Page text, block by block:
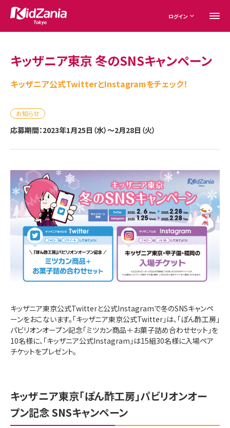
ログイン
キッザニア東京 冬のSNSキャンペーン
キッザニア公式TwitterとInstagramをチェック！
お知らせ
応募期間：2023年1月25日（水）～2月28日（火）
キッザニア東京公式Twitterと公式Instagramで冬のSNSキャンペ
ーンをおこないます。「キッザニア東京公式Twitter」は、「ぽん酢工房」
パビリオンオープン記念「ミツカン商品＋お菓子詰め合わせセット」を
10名様に、「キッザニア公式Instagram」は15組30名様に入場ペア
チケットをプレゼント。
キッザニア東京「ぽん酢工房」パビリオンオー
プン記念 SNSキャンペーン